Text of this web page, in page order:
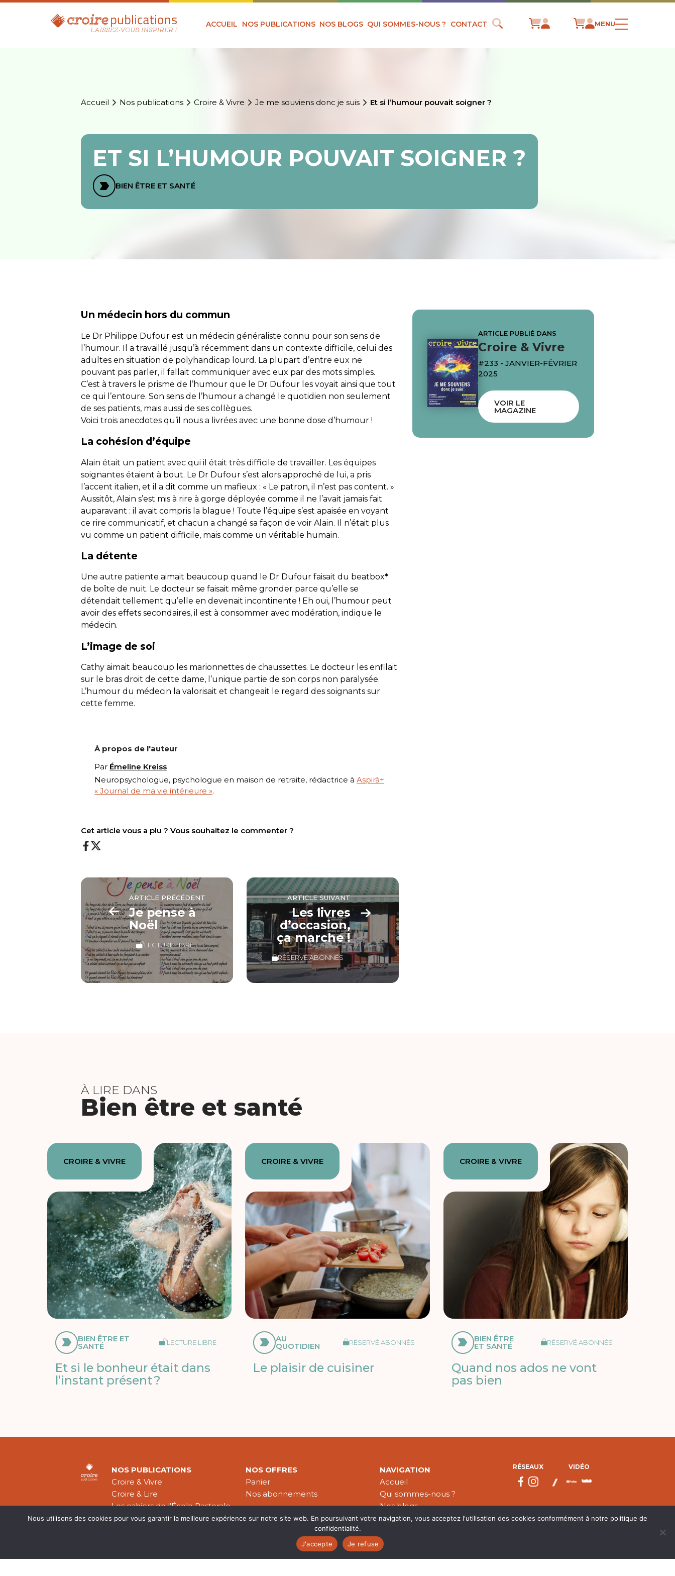
ACCUEIL NOS PUBLICATIONS NOS BLOGS QUI SOMMES-NOUS ? CONTACT MENU
Accueil Nos publications Croire & Vivre Je me souviens donc je suis Et si l’humour pouvait soigner ?
ET SI L’HUMOUR POUVAIT SOIGNER ?
BIEN ÊTRE ET SANTÉ
Un médecin hors du commun
Le Dr Philippe Dufour est un médecin généraliste connu pour son sens de
l’humour. Il a travaillé jusqu’à récemment dans un contexte difficile, celui des
adultes en situation de polyhandicap lourd. La plupart d’entre eux ne
pouvant pas parler, il fallait communiquer avec eux par des mots simples.
C’est à travers le prisme de l’humour que le Dr Dufour les voyait ainsi que tout
ce qui l’entoure. Son sens de l’humour a changé le quotidien non seulement
de ses patients, mais aussi de ses collègues.
Voici trois anecdotes qu’il nous a livrées avec une bonne dose d’humour !
La cohésion d’équipe
Alain était un patient avec qui il était très difficile de travailler. Les équipes
soignantes étaient à bout. Le Dr Dufour s’est alors approché de lui, a pris
l’accent italien, et il a dit comme un mafieux : « Le patron, il n’est pas content. »
Aussitôt, Alain s’est mis à rire à gorge déployée comme il ne l’avait jamais fait
auparavant : il avait compris la blague ! Toute l’équipe s’est apaisée en voyant
ce rire communicatif, et chacun a changé sa façon de voir Alain. Il n’était plus
vu comme un patient difficile, mais comme un véritable humain.
La détente
Une autre patiente aimait beaucoup quand le Dr Dufour faisait du beatbox*
de boîte de nuit. Le docteur se faisait même gronder parce qu’elle se
détendait tellement qu’elle en devenait incontinente ! Eh oui, l’humour peut
avoir des effets secondaires, il est à consommer avec modération, indique le
médecin.
L’image de soi
Cathy aimait beaucoup les marionnettes de chaussettes. Le docteur les enfilait
sur le bras droit de cette dame, l’unique partie de son corps non paralysée.
L’humour du médecin la valorisait et changeait le regard des soignants sur
cette femme.
À propos de l'auteur
Par Émeline Kreiss
Neuropsychologue, psychologue en maison de retraite, rédactrice àAspirà+
« Journal de ma vie intérieure ».
Cet article vous a plu ? Vous souhaitez le commenter ?
ARTICLE PRÉCÉDENT
Je pense à
Noël
LECTURE LIBRE
ARTICLE SUIVANT
Les livres
d’occasion,
ça marche !
RÉSERVÉ ABONNÉS
ARTICLE PUBLIÉ DANS
Croire & Vivre
#233 - JANVIER-FÉVRIER
2025
VOIR LE
MAGAZINE
À LIRE DANS
Bien être et santé
CROIRE & VIVRE
BIEN ÊTRE ET
SANTÉ LECTURE LIBRE
Et si le bonheur était dans
l’instant présent ?
CROIRE & VIVRE
AU
QUOTIDIEN RÉSERVÉ ABONNÉS
Le plaisir de cuisiner
CROIRE & VIVRE
BIEN ÊTRE
ET SANTÉ RÉSERVÉ ABONNÉS
Quand nos ados ne vont
pas bien
NOS PUBLICATIONS
Croire & Vivre
Croire & Lire
Les cahiers de l’École Pastorale
Théologie Évangélique
NOS OFFRES
Panier
Nos abonnements
NAVIGATION
Accueil
Qui sommes-nous ?
Nos blogs
Nos publications
RÉSEAUX VIDÉO
Nous utilisons des cookies pour vous garantir la meilleure expérience sur notre site web. En poursuivant votre navigation, vous acceptez l'utilisation des cookies conformément à notre politique de
confidentialité.
J'accepte
Je refuse